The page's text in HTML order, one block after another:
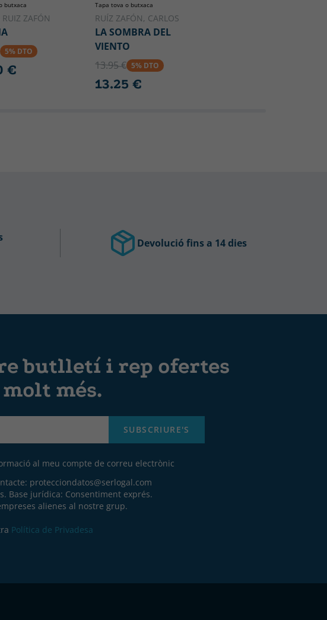
butxaca
RUIZ ZAFÓN
5% DTO
€
Tapa tova o butxaca
RUÍZ ZAFÓN, CARLOS
LA SOMBRA DEL
VIENTO
13.95 € 5% DTO
13.25 €
Devolució fins a 14 dies
butlletí i rep ofertes
més.
SUBSCRIURE'S
al meu compte de correu electrònic
protecciondatos@serlogal.com
Base jurídica: Consentiment exprés.
alienes al nostre grup.
Política de Privadesa